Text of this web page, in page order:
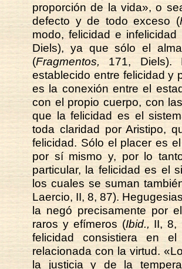
proporción de la vida», o
defecto y de todo exceso (
modo, felicidad e
Diels), ya que sólo el
(Fragmentos, 171, Diels).
establecido entre felicidad y
es la conexión entre el
con el propio cuerpo, con
que la felicidad es el
toda claridad por Aristipo,
felicidad. Sólo el placer es
por sí mismo y, por lo
particular, la felicidad es el
los cuales se suman
Laercio, II, 8, 87).
la negó precisamente por
raros y efímeros (Ibid., II, 8,
felicidad consistiera en
relacionada con la virtud.
la justicia y de la